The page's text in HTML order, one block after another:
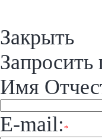
Закрыть
Запросить
Имя
E-mail: *